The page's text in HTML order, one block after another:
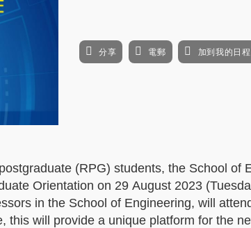
分享 電郵 加到我的日程
(RPG) students, the School of
Orientation on 29 August 2023
in the School of Engineering, will
will provide a unique platform for the